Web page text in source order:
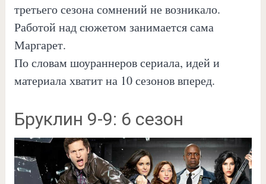
третьего сезона сомнений не возникало.
Работой над сюжетом занимается сама
Маргарет.
По словам шоураннеров сериала, идей и
материала хватит на 10 сезонов вперед.
Бруклин 9-9: 6 сезон